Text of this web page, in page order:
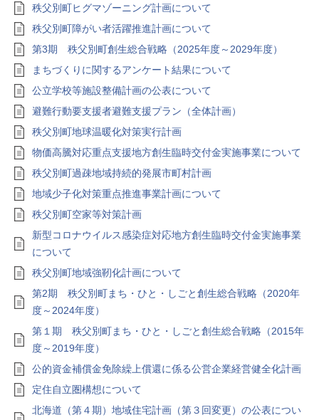
秩父別町ヒグマゾーニング計画について
秩父別町障がい者活躍推進計画について
第3期 秩父別町創生総合戦略（2025年度～2029年度）
まちづくりに関するアンケート結果について
公立学校等施設整備計画の公表について
避難行動要支援者避難支援プラン（全体計画）
秩父別町地球温暖化対策実行計画
物価高騰対応重点支援地方創生臨時交付金実施事業について
秩父別町過疎地域持続的発展市町村計画
地域少子化対策重点推進事業計画について
秩父別町空家等対策計画
新型コロナウイルス感染症対応地方創生臨時交付金実施事業
について
秩父別町地域強靭化計画について
第2期 秩父別町まち・ひと・しごと創生総合戦略（2020年
度～2024年度）
第１期 秩父別町まち・ひと・しごと創生総合戦略（2015年
度～2019年度）
公的資金補償金免除繰上償還に係る公営企業経営健全化計画
定住自立圏構想について
北海道（第４期）地域住宅計画（第３回変更）の公表につい